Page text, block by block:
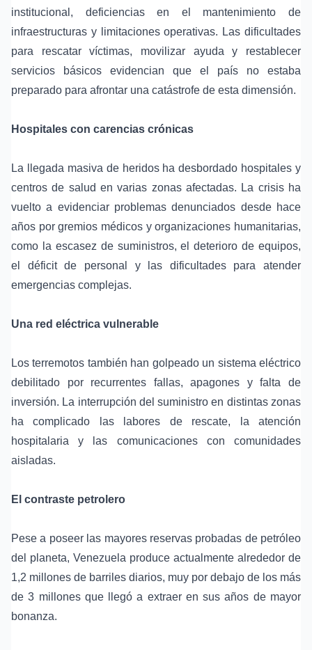
institucional, deficiencias en el mantenimiento de
infraestructuras y limitaciones operativas. Las dificultades
para rescatar víctimas, movilizar ayuda y restablecer
servicios básicos evidencian que el país no estaba
preparado para afrontar una catástrofe de esta dimensión.
Hospitales con carencias crónicas
La llegada masiva de heridos ha desbordado hospitales y
centros de salud en varias zonas afectadas. La crisis ha
vuelto a evidenciar problemas denunciados desde hace
años por gremios médicos y organizaciones humanitarias,
como la escasez de suministros, el deterioro de equipos,
el déficit de personal y las dificultades para atender
emergencias complejas.
Una red eléctrica vulnerable
Los terremotos también han golpeado un sistema eléctrico
debilitado por recurrentes fallas, apagones y falta de
inversión. La interrupción del suministro en distintas zonas
ha complicado las labores de rescate, la atención
hospitalaria y las comunicaciones con comunidades
aisladas.
El contraste petrolero
Pese a poseer las mayores reservas probadas de petróleo
del planeta, Venezuela produce actualmente alrededor de
1,2 millones de barriles diarios, muy por debajo de los más
de 3 millones que llegó a extraer en sus años de mayor
bonanza.